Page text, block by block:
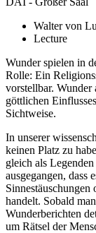
Walter von
Lecture
Wunder spielen in
Rolle: Ein
vorstellbar. Wunder
göttlichen
Sichtweise.
In unserer
keinen Platz zu
gleich als
ausgegangen, dass
Sinnestäuschungen
handelt. Sobald
Wunderberichten
um Rätsel der